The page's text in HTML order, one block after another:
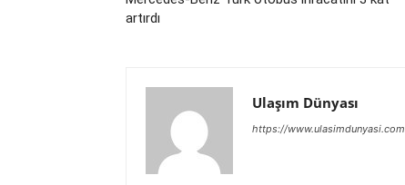
artırdı
Ulaşım Dünyası
https://www.ulasimdunyasi.com